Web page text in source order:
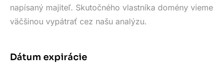
napísaný majiteľ. Skutočného vlastníka domény vieme
väčšinou vypátrať cez našu analýzu.
Dátum expirácie